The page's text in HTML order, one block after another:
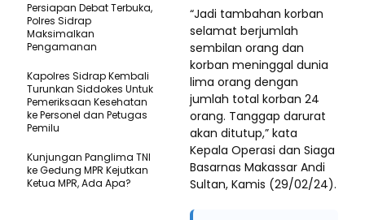
“Jadi tambahan korban
selamat berjumlah
sembilan orang dan
korban meninggal dunia
lima orang dengan
jumlah total korban 24
orang. Tanggap darurat
akan ditutup,” kata
Kepala Operasi dan Siaga
Basarnas Makassar Andi
Sultan, Kamis (29/02/24).
Persiapan Debat Terbuka,
Polres Sidrap
Maksimalkan
Pengamanan
Kapolres Sidrap Kembali
Turunkan Siddokes Untuk
Pemeriksaan Kesehatan
ke Personel dan Petugas
Pemilu
Kunjungan Panglima TNI
ke Gedung MPR Kejutkan
Ketua MPR, Ada Apa?